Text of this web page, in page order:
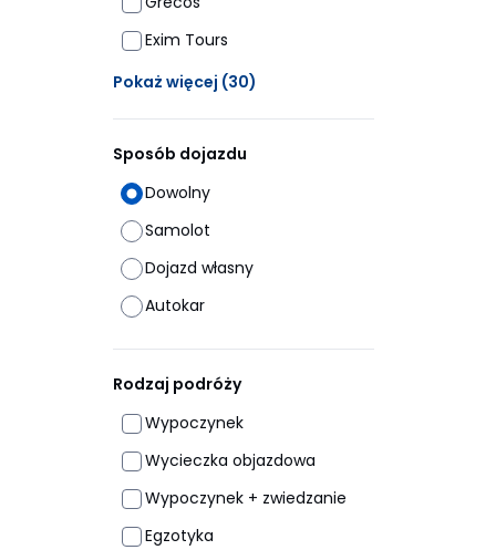
Exim Tours
Pokaż więcej (30)
Sposób dojazdu
Dowolny
Samolot
Dojazd własny
Autokar
Rodzaj podróży
Wypoczynek
Wycieczka objazdowa
Wypoczynek + zwiedzanie
Egzotyka